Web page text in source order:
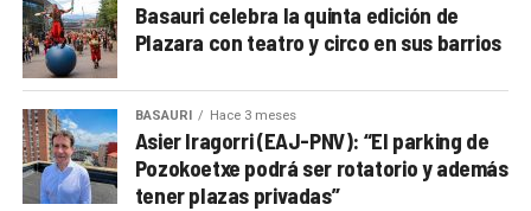
Basauri celebra la quinta edición de
Plazara con teatro y circo en sus barrios
BASAURI Hace 3 meses
Asier Iragorri (EAJ-PNV): “El parking de
Pozokoetxe podrá ser rotatorio y además
tener plazas privadas”